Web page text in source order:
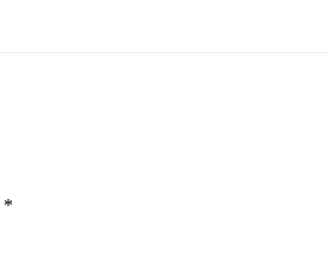
*